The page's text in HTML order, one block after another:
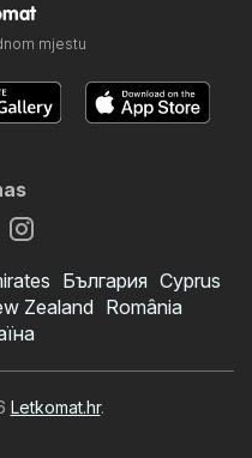
mjestu
България Cyprus
Zealand România
Letkomat.hr.